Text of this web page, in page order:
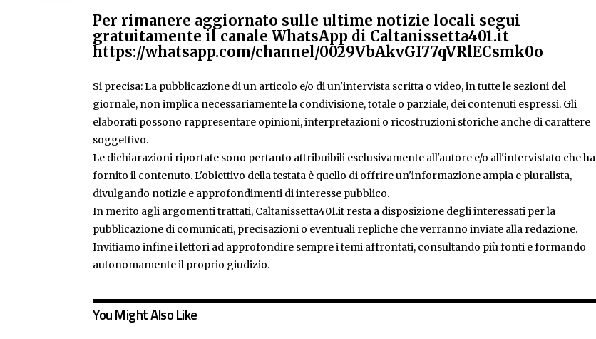
Per rimanere aggiornato sulle ultime notizie locali segui
gratuitamente il canale WhatsApp di Caltanissetta401.it
https://whatsapp.com/channel/0029VbAkvGI77qVRlECsmk0o
Si precisa: La pubblicazione di un articolo e/o di un'intervista scritta o video, in tutte le sezioni del
giornale, non implica necessariamente la condivisione, totale o parziale, dei contenuti espressi. Gli
elaborati possono rappresentare opinioni, interpretazioni o ricostruzioni storiche anche di carattere
soggettivo.
Le dichiarazioni riportate sono pertanto attribuibili esclusivamente all'autore e/o all'intervistato che ha
fornito il contenuto. L'obiettivo della testata è quello di offrire un'informazione ampia e pluralista,
divulgando notizie e approfondimenti di interesse pubblico.
In merito agli argomenti trattati, Caltanissetta401.it resta a disposizione degli interessati per la
pubblicazione di comunicati, precisazioni o eventuali repliche che verranno inviate alla redazione.
Invitiamo infine i lettori ad approfondire sempre i temi affrontati, consultando più fonti e formando
autonomamente il proprio giudizio.
You Might Also Like